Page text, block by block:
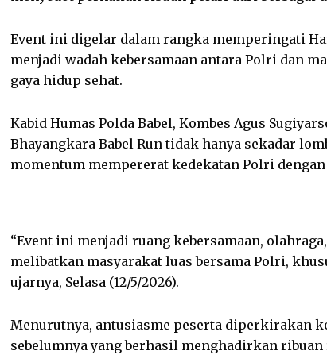
Event ini digelar dalam rangka memperingati
menjadi wadah kebersamaan antara Polri dan
gaya hidup sehat.
Kabid Humas Polda Babel, Kombes Agus
Bhayangkara Babel Run tidak hanya sekadar
momentum mempererat kedekatan Polri
“Event ini menjadi ruang kebersamaan,
melibatkan masyarakat luas bersama Polri,
ujarnya, Selasa (12/5/2026).
Menurutnya, antusiasme peserta diperkirakan
sebelumnya yang berhasil menghadirkan